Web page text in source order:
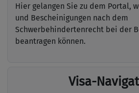
Hier gelangen Sie zu dem Portal,
und Bescheinigungen nach dem
Schwerbehindertenrecht bei der
beantragen können.
Visa-